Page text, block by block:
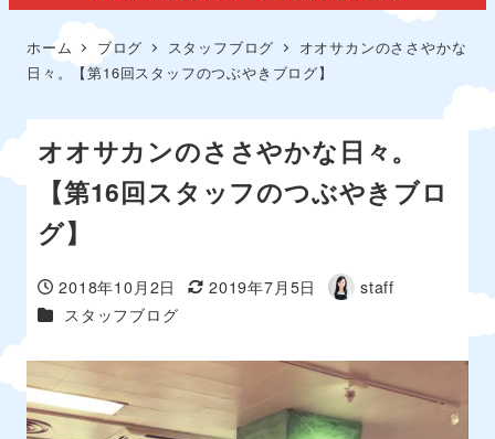
ホーム ブログ スタッフブログ
オオサカンのささやかな
日々。【第16回スタッフのつぶやきブログ】
オオサカンのささやかな日々。
【第16回スタッフのつぶやきブロ
グ】
投稿日
2018年10月2日
更新日
2019年7月5日
著
staff
カテゴリー
スタッフブログ